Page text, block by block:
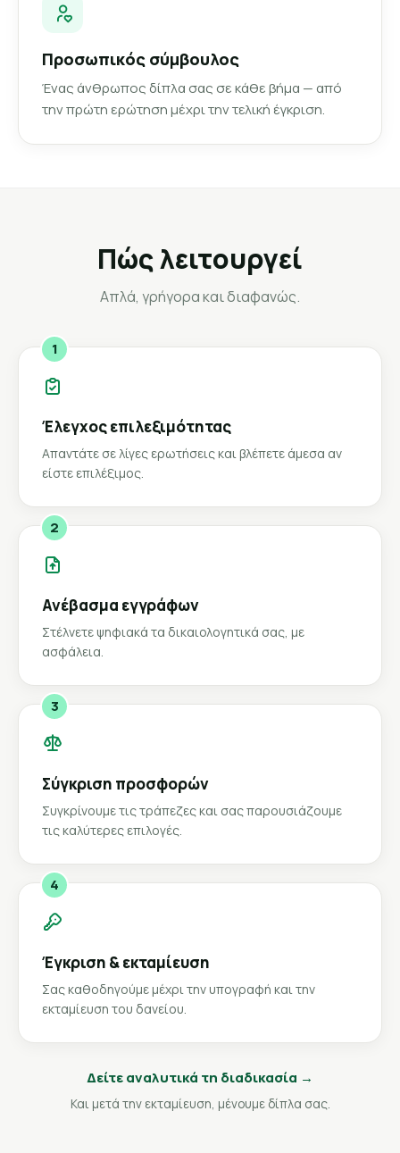
Προσωπικός σύμβουλος
Ένας άνθρωπος δίπλα σας σε κάθε βήμα — από
την πρώτη ερώτηση μέχρι την τελική έγκριση.
Πώς λειτουργεί
Απλά, γρήγορα και διαφανώς.
1
Έλεγχος επιλεξιμότητας
Απαντάτε σε λίγες ερωτήσεις και βλέπετε άμεσα αν
είστε επιλέξιμος.
2
Ανέβασμα εγγράφων
Στέλνετε ψηφιακά τα δικαιολογητικά σας, με
ασφάλεια.
3
Σύγκριση προσφορών
Συγκρίνουμε τις τράπεζες και σας παρουσιάζουμε
τις καλύτερες επιλογές.
4
Έγκριση & εκταμίευση
Σας καθοδηγούμε μέχρι την υπογραφή και την
εκταμίευση του δανείου.
Δείτε αναλυτικά τη διαδικασία →
Και μετά την εκταμίευση, μένουμε δίπλα σας.